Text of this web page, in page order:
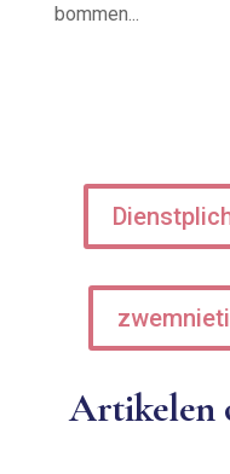
bommen...
Artikelen